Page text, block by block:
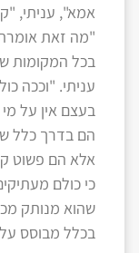
אמא", עניתי,
"מה זאת
בכל המקומות
עניתי. "וככה
בעצם אין על
הם בדרך כלל
אלא הם פשוט
כי כולם
שהוא מנותק
בכלל מבוסס